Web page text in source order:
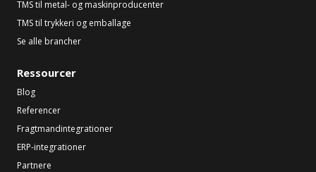
TMS til metal- og maskinproducenter
TMS til trykkeri og emballage
Se alle brancher
Ressourcer
Blog
Referencer
Fragtmandintegrationer
ERP-integrationer
Partnere